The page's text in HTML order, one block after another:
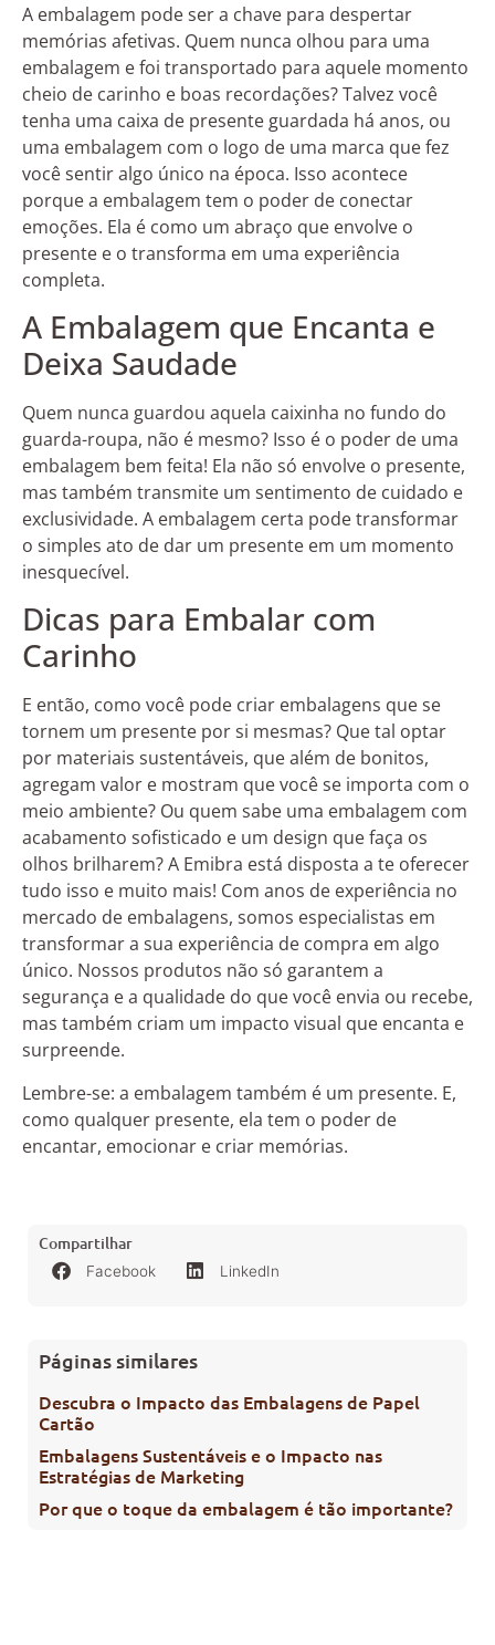
A embalagem pode ser a chave para despertar
memórias afetivas. Quem nunca olhou para uma
embalagem e foi transportado para aquele momento
cheio de carinho e boas recordações? Talvez você
tenha uma caixa de presente guardada há anos, ou
uma embalagem com o logo de uma marca que fez
você sentir algo único na época. Isso acontece
porque a embalagem tem o poder de conectar
emoções. Ela é como um abraço que envolve o
presente e o transforma em uma experiência
completa.
A Embalagem que Encanta e
Deixa Saudade
Quem nunca guardou aquela caixinha no fundo do
guarda-roupa, não é mesmo? Isso é o poder de uma
embalagem bem feita! Ela não só envolve o presente,
mas também transmite um sentimento de cuidado e
exclusividade. A embalagem certa pode transformar
o simples ato de dar um presente em um momento
inesquecível.
Dicas para Embalar com
Carinho
E então, como você pode criar embalagens que se
tornem um presente por si mesmas? Que tal optar
por materiais sustentáveis, que além de bonitos,
agregam valor e mostram que você se importa com o
meio ambiente? Ou quem sabe uma embalagem com
acabamento sofisticado e um design que faça os
olhos brilharem? A Emibra está disposta a te oferecer
tudo isso e muito mais! Com anos de experiência no
mercado de embalagens, somos especialistas em
transformar a sua experiência de compra em algo
único. Nossos produtos não só garantem a
segurança e a qualidade do que você envia ou recebe,
mas também criam um impacto visual que encanta e
surpreende.
Lembre-se: a embalagem também é um presente. E,
como qualquer presente, ela tem o poder de
encantar, emocionar e criar memórias.
Compartilhar
Facebook LinkedIn
Páginas similares
Descubra o Impacto das Embalagens de Papel
Cartão
Embalagens Sustentáveis e o Impacto nas
Estratégias de Marketing
Por que o toque da embalagem é tão importante?